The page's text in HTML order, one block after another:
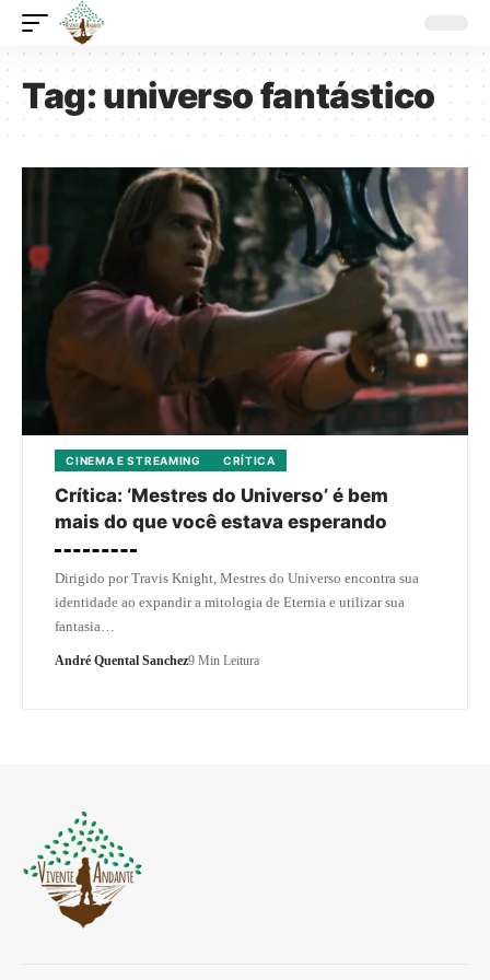
Tag:universo fantástico
CINEMA E STREAMING CRÍTICA
Crítica: ‘Mestres do Universo’ é bem
mais do que você estava esperando
Dirigido por Travis Knight, Mestres do Universo encontra sua
identidade ao expandir a mitologia de Eternia e utilizar sua
fantasia…
André Quental Sanchez9 Min Leitura